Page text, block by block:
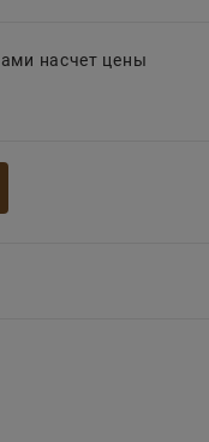
насчет цены